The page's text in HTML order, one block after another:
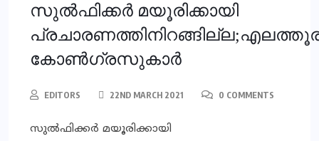
സുൽഫിക്കർ മയൂരിക്കായി
കോൺഗ്രസുകാർ
EDITORS 22ND MARCH 2021 0 COMMENTS
സുൽഫിക്കർ മയൂരിക്കായി